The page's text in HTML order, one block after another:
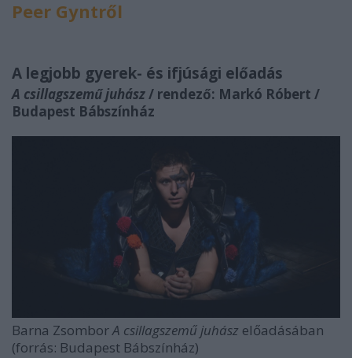
Peer Gyntről
A legjobb gyerek- és ifjúsági előadás
A csillagszemű juhász/ rendező: Markó Róbert /
Budapest Bábszínház
Barna ZsomborA csillagszemű juhász előadásában
(forrás: Budapest Bábszínház)